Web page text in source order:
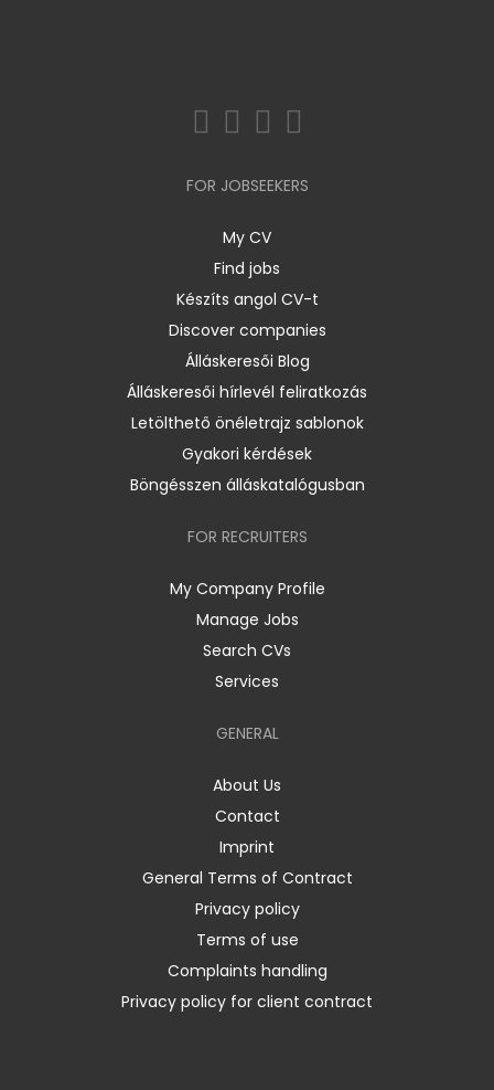
FOR JOBSEEKERS
My CV
Find jobs
Készíts angol CV-t
Discover companies
Álláskeresői Blog
Álláskeresői hírlevél feliratkozás
Letölthető önéletrajz sablonok
Gyakori kérdések
Böngésszen álláskatalógusban
FOR RECRUITERS
My Company Profile
Manage Jobs
Search CVs
Services
GENERAL
About Us
Contact
Imprint
General Terms of Contract
Privacy policy
Terms of use
Complaints handling
Privacy policy for client contract